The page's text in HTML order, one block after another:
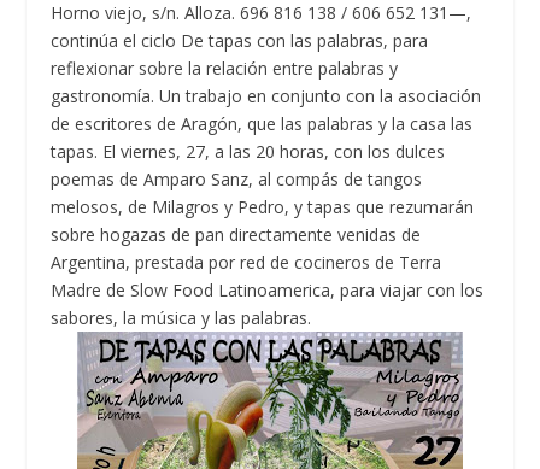
Horno viejo, s/n. Alloza. 696 816 138 / 606 652 131—,
continúa el ciclo De tapas con las palabras, para
reflexionar sobre la relación entre palabras y
gastronomía. Un trabajo en conjunto con la asociación
de escritores de Aragón, que las palabras y la casa las
tapas. El viernes, 27, a las 20 horas, con los dulces
poemas de Amparo Sanz, al compás de tangos
melosos, de Milagros y Pedro, y tapas que rezumarán
sobre hogazas de pan directamente venidas de
Argentina, prestada por red de cocineros de Terra
Madre de Slow Food Latinoamerica, para viajar con los
sabores, la música y las palabras.